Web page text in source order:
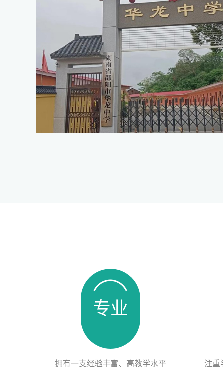
专业
拥有一支经验丰富、高教学水平
注重